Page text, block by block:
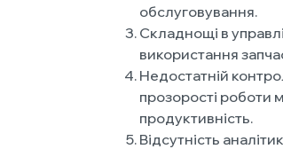
обслуговування.
Складнощі в
використання
Недостатній
прозорості роботи
продуктивність.
Відсутність